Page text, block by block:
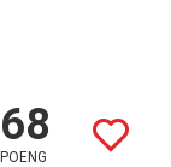
68
POENG